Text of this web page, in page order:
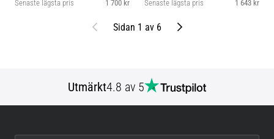
Senaste lägsta pris 1 700 kr Senaste lägsta pris 1 643 kr
Föregående
Sidan 1 av 6 Nästa
Utmärkt4.8 av 5